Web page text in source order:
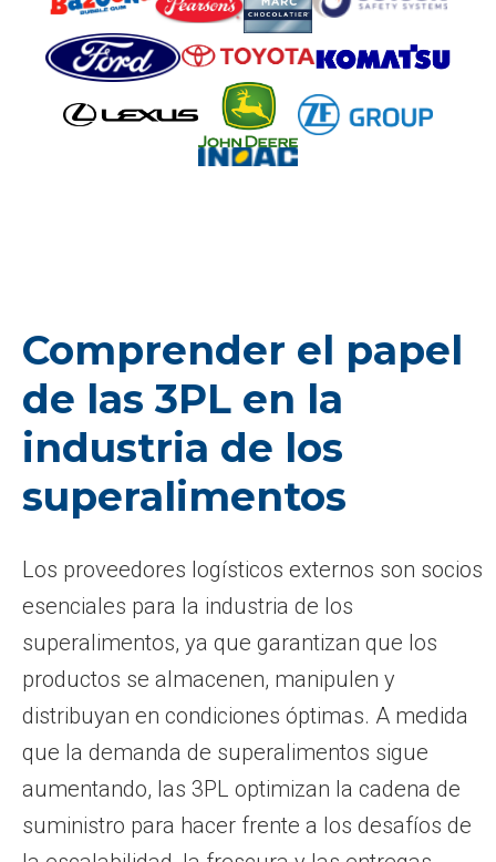
Comprender el papel
de las 3PL en la
industria de los
superalimentos
Los proveedores logísticos externos son socios
esenciales para la industria de los
superalimentos, ya que garantizan que los
productos se almacenen, manipulen y
distribuyan en condiciones óptimas. A medida
que la demanda de superalimentos sigue
aumentando, las 3PL optimizan la cadena de
suministro para hacer frente a los desafíos de